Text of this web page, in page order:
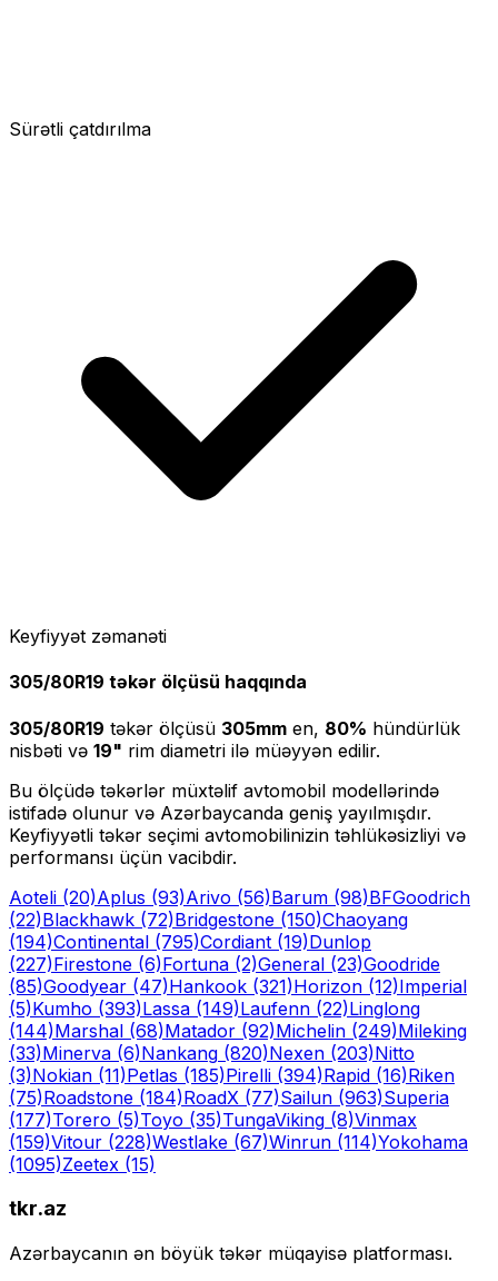
Sürətli çatdırılma
Keyfiyyət zəmanəti
305/80R19 təkər ölçüsü haqqında
305/80R19 təkər ölçüsü 305mm en, 80% hündürlük
nisbəti və 19" rim diametri ilə müəyyən edilir.
Bu ölçüdə təkərlər müxtəlif avtomobil modellərində
istifadə olunur və Azərbaycanda geniş yayılmışdır.
Keyfiyyətli təkər seçimi avtomobilinizin təhlükəsizliyi və
performansı üçün vacibdir.
Aoteli (20)Aplus (93)Arivo (56)Barum (98)BFGoodrich
(22)Blackhawk (72)Bridgestone (150)Chaoyang
(194)Continental (795)Cordiant (19)Dunlop
(227)Firestone (6)Fortuna (2)General (23)Goodride
(85)Goodyear (47)Hankook (321)Horizon (12)Imperial
(5)Kumho (393)Lassa (149)Laufenn (22)Linglong
(144)Marshal (68)Matador (92)Michelin (249)Mileking
(33)Minerva (6)Nankang (820)Nexen (203)Nitto
(3)Nokian (11)Petlas (185)Pirelli (394)Rapid (16)Riken
(75)Roadstone (184)RoadX (77)Sailun (963)Superia
(177)Torero (5)Toyo (35)TungaViking (8)Vinmax
(159)Vitour (228)Westlake (67)Winrun (114)Yokohama
(1095)Zeetex (15)
tkr.az
Azərbaycanın ən böyük təkər müqayisə platforması.